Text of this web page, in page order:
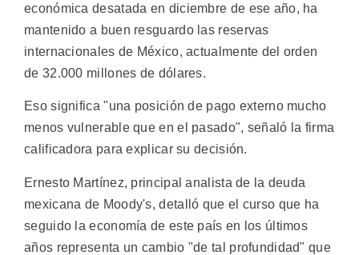
económica desatada en diciembre de ese año, ha
mantenido a buen resguardo las reservas
internacionales de México, actualmente del orden
de 32.000 millones de dólares.
Eso significa "una posición de pago externo mucho
menos vulnerable que en el pasado", señaló la firma
calificadora para explicar su decisión.
Ernesto Martínez, principal analista de la deuda
mexicana de Moody's, detalló que el curso que ha
seguido la economía de este país en los últimos
años representa un cambio "de tal profundidad" que